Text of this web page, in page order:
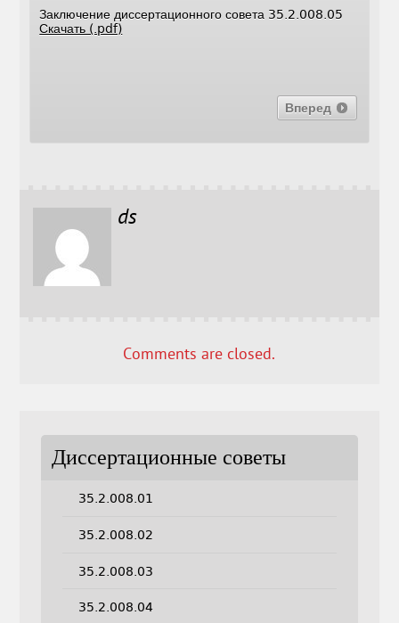
Заключение диссертационного совета 35.2.008.05
Скачать (.pdf)
Вперед
ds
Comments are closed.
Диссертационные советы
35.2.008.01
35.2.008.02
35.2.008.03
35.2.008.04